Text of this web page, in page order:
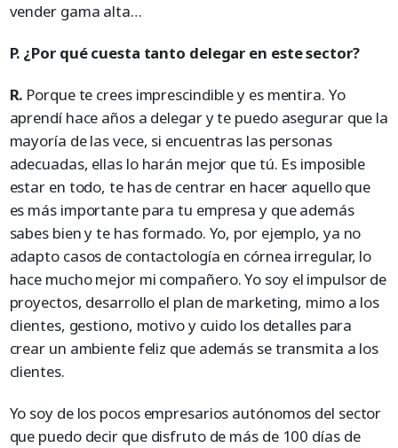
vender gama alta…
P. ¿Por qué cuesta tanto delegar en este sector?
R. Porque te crees imprescindible y es mentira. Yo
aprendí hace años a delegar y te puedo asegurar que la
mayoría de las vece, si encuentras las personas
adecuadas, ellas lo harán mejor que tú. Es imposible
estar en todo, te has de centrar en hacer aquello que
es más importante para tu empresa y que además
sabes bien y te has formado. Yo, por ejemplo, ya no
adapto casos de contactología en córnea irregular, lo
hace mucho mejor mi compañero. Yo soy el impulsor de
proyectos, desarrollo el plan de marketing, mimo a los
clientes, gestiono, motivo y cuido los detalles para
crear un ambiente feliz que además se transmita a los
clientes.
Yo soy de los pocos empresarios autónomos del sector
que puedo decir que disfruto de más de 100 días de